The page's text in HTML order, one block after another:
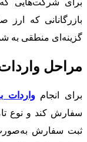
برای شرکت‌هایی
بازرگانانی که ارز
گزینه‌ای منطقی به
مراحل واردات
برای انجامواردات
سفارش کند و نوع
ثبت سفارش به‌صورت